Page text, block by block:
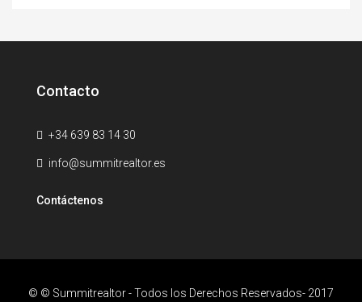
Contacto
+34 639 83 14 30
info@summitrealtor.es
Contáctenos
© © Summitrealtor - Todos los Derechos Reservados- 2017